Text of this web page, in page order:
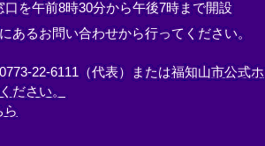
を午前8時30分から午後7時まで開設
あるお問い合わせから行ってください。
22-6111（代表）または福知山市公式ホ
ださい。
ら